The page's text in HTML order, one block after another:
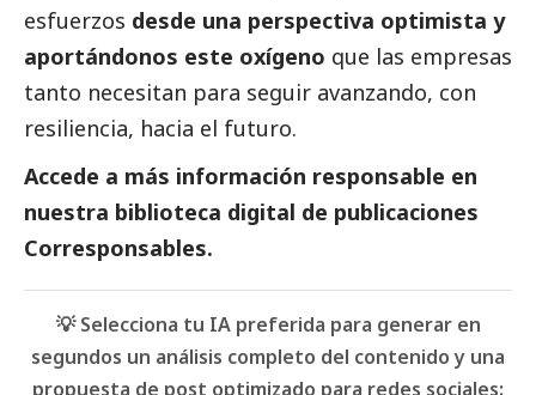
esfuerzos desde una perspectiva optimista y
aportándonos este oxígeno que las empresas
tanto necesitan para seguir avanzando, con
resiliencia, hacia el futuro.
Accede a más información responsable en
nuestra biblioteca digital de publicaciones
Corresponsables.
💡 Selecciona tu IA preferida para generar en
segundos un análisis completo del contenido y una
propuesta de post optimizado para redes sociales: